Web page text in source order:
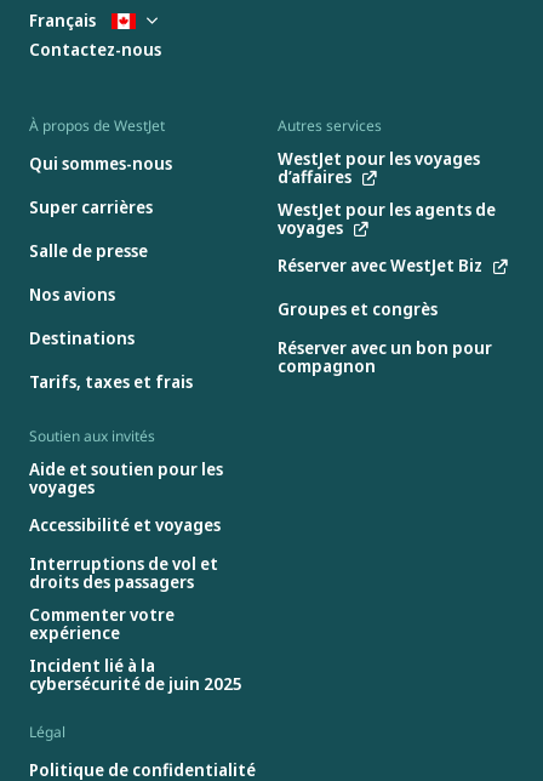
À propos de WestJet
Qui sommes-nous
Super carrières
Salle de presse
Nos avions
Destinations
Tarifs, taxes et frais
Autres services
WestJet pour les voyages
d’affaires
WestJet pour les agents de
voyages
Réserver avec WestJet Biz
Groupes et congrès
Réserver avec un bon pour
compagnon
Soutien aux invités
Aide et soutien pour les
voyages
Accessibilité et voyages
Interruptions de vol et
droits des passagers
Commenter votre
expérience
Incident lié à la
cybersécurité de juin 2025
Légal
Politique de confidentialité
Français
Contactez-nous